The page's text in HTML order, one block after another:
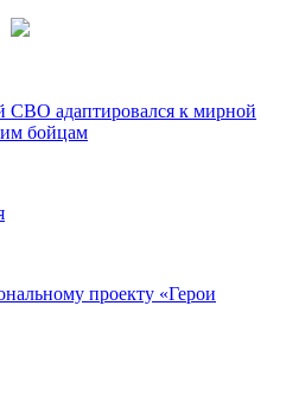
СВО адаптировался к мирной
бойцам
проекту «Герои